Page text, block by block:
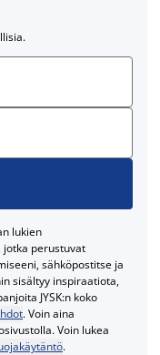
lukien
jotka perustuvat
sähköpostitse ja
sisältyy inspiraatiota,
JYSK:n koko
. Voin aina
Voin lukea
.